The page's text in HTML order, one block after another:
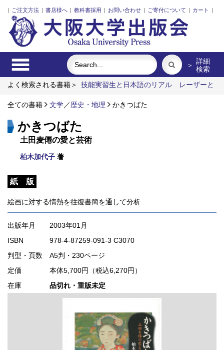
| ご注文方法 | 書店様へ | 教科書採用 | お問い合わせ | ご寄付について | カート |
＞ 詳細
検索
よく検索される書籍＞
技能実習生と日本語のリアル
レーザーと
ア語
アーミッシュキルトを訪ねて
近代日本における企業家の
全ての書籍 文学／歴史・地理 かきつばた
かきつばた
土田麦僊の愛と芸術
柏木加代子 著
紙 版
絵画に対する情熱を往復書簡を通して分析
出版年月
2003年01月
ISBN
978-4-87259-091-3 C3070
判型・頁数 A5判・230ページ
定価
本体5,700円（税込6,270円）
在庫
品切れ・重版未定